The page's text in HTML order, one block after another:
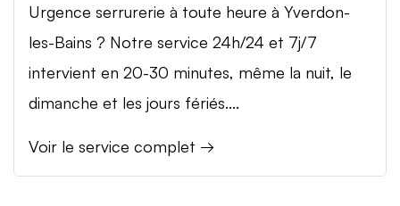
Urgence serrurerie à toute heure à Yverdon-
les-Bains ? Notre service 24h/24 et 7j/7
intervient en 20-30 minutes, même la nuit, le
dimanche et les jours fériés....
Voir le service complet →